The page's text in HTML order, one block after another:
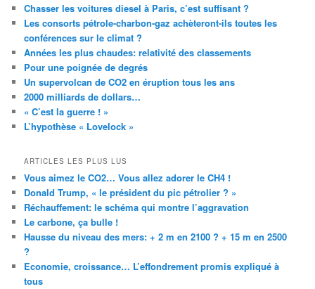
Chasser les voitures diesel à Paris, c’est suffisant ?
Les consorts pétrole-charbon-gaz achèteront-ils toutes les
conférences sur le climat ?
Années les plus chaudes: relativité des classements
Pour une poignée de degrés
Un supervolcan de CO2 en éruption tous les ans
2000 milliards de dollars…
« C’est la guerre ! »
L’hypothèse « Lovelock »
ARTICLES LES PLUS LUS
Vous aimez le CO2… Vous allez adorer le CH4 !
Donald Trump, « le président du pic pétrolier ? »
Réchauffement: le schéma qui montre l’aggravation
Le carbone, ça bulle !
Hausse du niveau des mers: + 2 m en 2100 ? + 15 m en 2500
?
Economie, croissance… L’effondrement promis expliqué à
tous